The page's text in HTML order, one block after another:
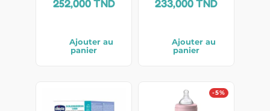
252,000TND
Ajouter au
panier
233,000TND
Ajouter au
panier
-5%